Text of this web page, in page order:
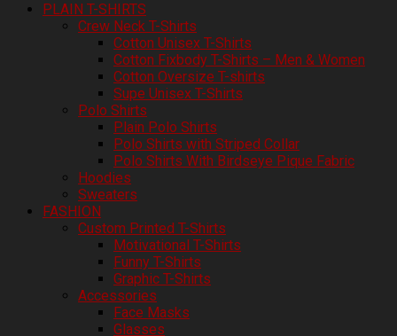
PLAIN T-SHIRTS
Crew Neck T-Shirts
Cotton Unisex T-Shirts
Cotton Fixbody T-Shirts – Men & Women
Cotton Oversize T-shirts
Supe Unisex T-Shirts
Polo Shirts
Plain Polo Shirts
Polo Shirts with Striped Collar
Polo Shirts With Birdseye Pique Fabric
Hoodies
Sweaters
FASHION
Custom Printed T-Shirts
Motivational T-Shirts
Funny T-Shirts
Graphic T-Shirts
Accessories
Face Masks
Glasses